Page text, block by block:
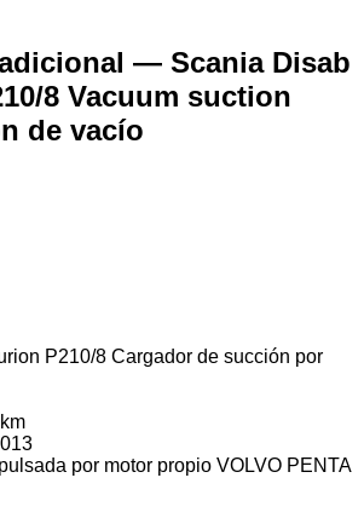
— Scania Disab
8 Vacuum suction
de vacío
P210/8 Cargador de succión por
por motor propio VOLVO PENTA